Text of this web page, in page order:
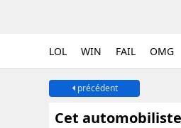
LOL WIN FAIL OMG
précédent
Cet